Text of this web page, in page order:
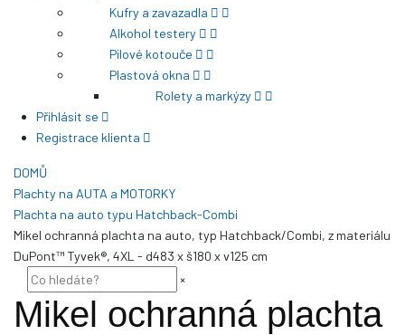
Kufry a zavazadla
Alkohol testery
Pilové kotouče
Plastová okna
Rolety a markýzy
Přihlásit se
Registrace klienta
DOMŮ
Plachty na AUTA a MOTORKY
Plachta na auto typu Hatchback-Combi
Mikel ochranná plachta na auto, typ Hatchback/Combi, z materiálu
DuPont™ Tyvek®, 4XL - d483 x š180 x v125 cm
×
Mikel ochranná plachta